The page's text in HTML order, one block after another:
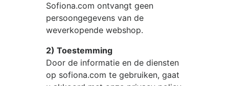
Sofiona.com ontvangt geen
persoongegevens van de
weverkopende webshop.
2) Toestemming
Door de informatie en de diensten
op sofiona.com te gebruiken, gaat